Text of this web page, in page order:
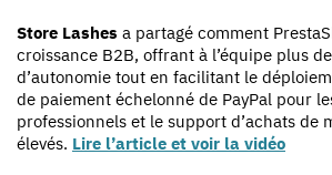
Store Lashes a partagé comment
croissance B2B, offrant à l’équipe plus
d’autonomie tout en facilitant le
de paiement échelonné de PayPal pour
professionnels et le support d’achats de
élevés. Lire l’article et voir la vidéo